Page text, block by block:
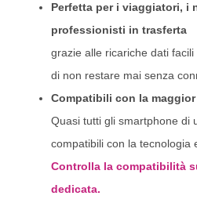
Perfetta per i viaggiatori, i
professionisti in trasferta
grazie alle ricariche dati
di non restare mai senza
Compatibili con la
Quasi tutti gli smartphone di
compatibili con la tecnologia
Controlla la compatibilità
dedicata.